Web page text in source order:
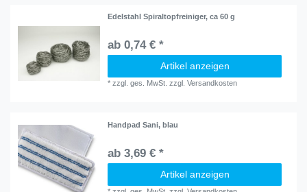
Edelstahl Spiraltopfreiniger, ca 60 g
ab 0,74 € *
Artikel anzeigen
*zzgl. ges. MwSt. zzgl.Versandkosten
Handpad Sani, blau
ab 3,69 € *
Artikel anzeigen